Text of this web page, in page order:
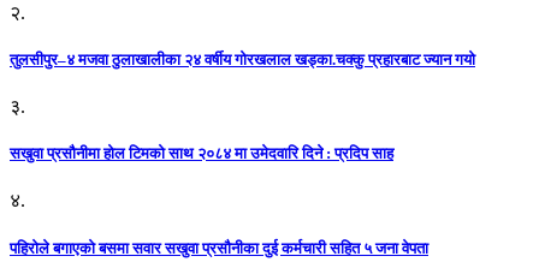
२.
तुलसीपुर–४ मजवा ठुलाखालीका २४ वर्षीय गोरखलाल खड्का.चक्कु प्रहारबाट ज्यान गयो
३.
सखुवा प्रसौनीमा होल टिमको साथ २०८४ मा उमेदवारि दिने : प्रदिप साह
४.
पहिराेले बगाएकाे बसमा सवार सखुवा प्रसाैनीका दुई कर्मचारी सहित ५ जना वेपता